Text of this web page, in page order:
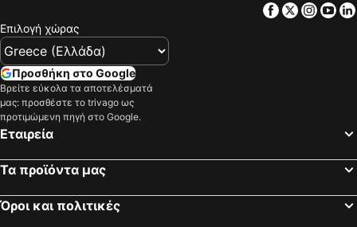
Facebook
Twitter
Επιλογή χώρας
Προσθήκη στο Google
Βρείτε εύκολα τα αποτελέσματά
μας: προσθέστε το trivago ως
προτιμώμενη πηγή στο Google.
Εταιρεία
Τα προϊόντα μας
Όροι και πολιτικές